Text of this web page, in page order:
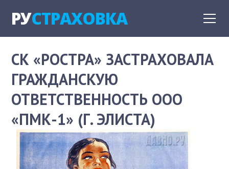
РУСТРАХОВКА
СК «РОСТРА» ЗАСТРАХОВАЛА
ГРАЖДАНСКУЮ
ОТВЕТСТВЕННОСТЬ ООО
«ПМК-1» (Г. ЭЛИСТА)